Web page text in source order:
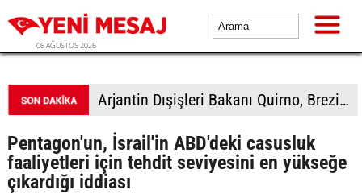
06 AĞUSTOS 2026
Arjantin Dışişleri Bakanı Quirno, Brezilya'dan özür dilemeyi reddetti
Pentagon'un, İsrail'in ABD'deki casusluk
faaliyetleri için tehdit seviyesini en yükseğe
çıkardığı iddiası